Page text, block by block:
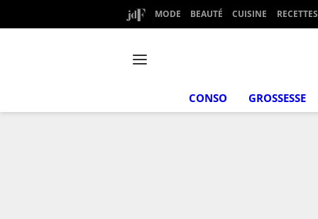
MODE BEAUTÉ CUISINE RECETTES
CONSO GROSSESSE